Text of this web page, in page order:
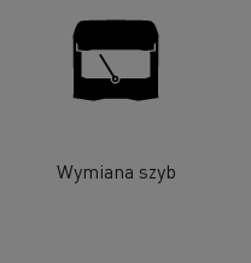
Wymiana szyb